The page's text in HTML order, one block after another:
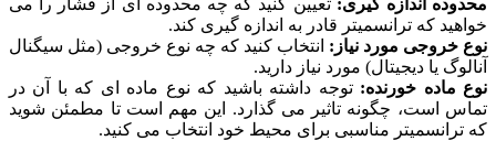
محدوده اندازه گیری: تعیین کنید که چه محدوده ای از فشار را می
خواهید که ترانسمیتر قادر به اندازه گیری کند.
نوع خروجی مورد نیاز: انتخاب کنید که چه نوع خروجی (مثل سیگنال
آنالوگ یا دیجیتال) مورد نیاز دارید.
نوع ماده خورنده: توجه داشته باشید که نوع ماده ای که با آن در
تماس است، چگونه تاثیر می گذارد. این مهم است تا مطمئن شوید
که ترانسمیتر مناسبی برای محیط خود انتخاب می کنید.